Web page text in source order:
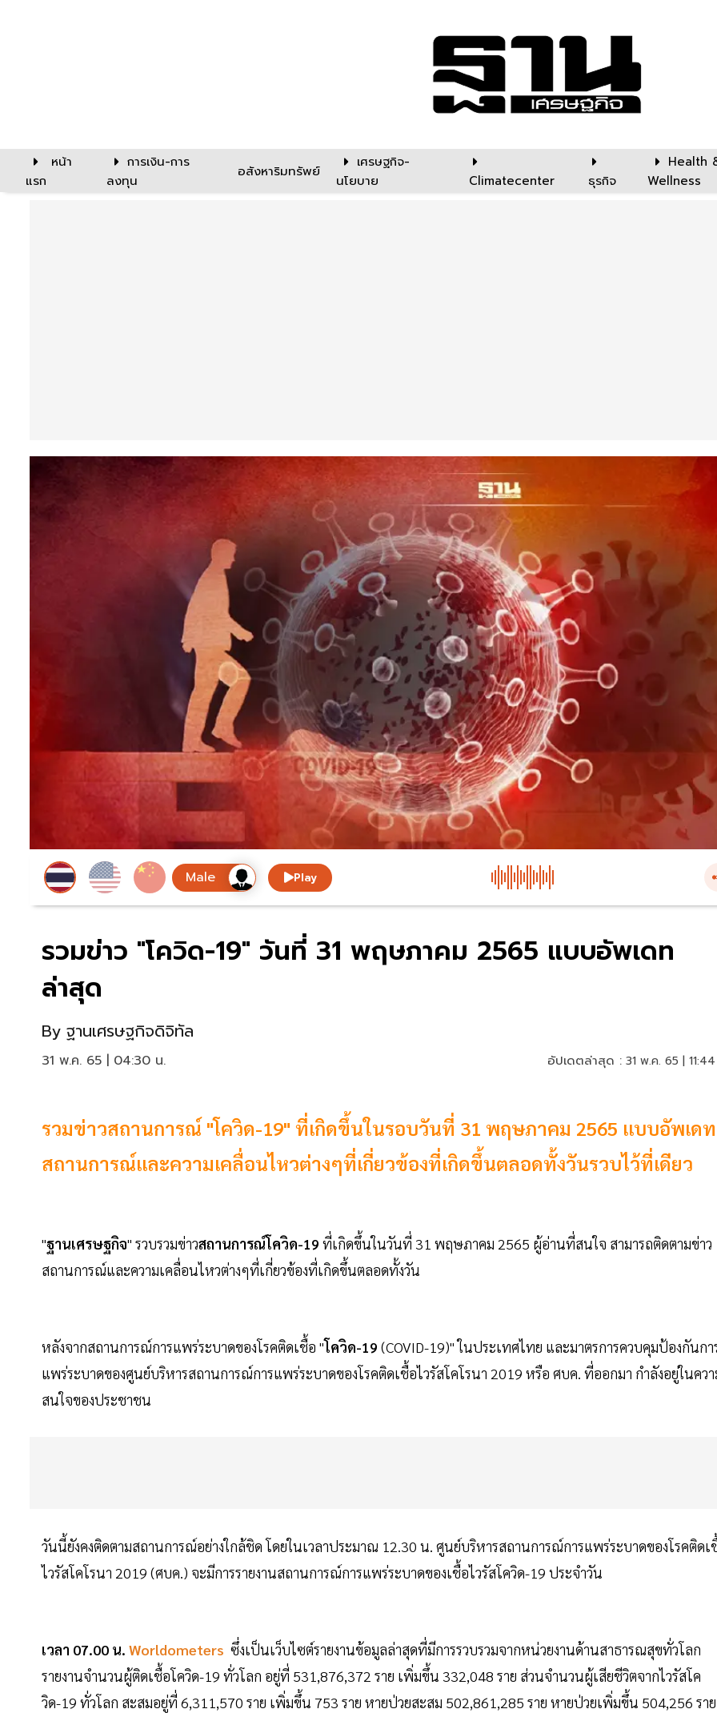
หน้า
แรก
การเงิน-การ
ลงทุน
อสังหาริมทรัพย์
เศรษฐกิจ-
นโยบาย
Climatecenter ธุรกิจ
Health
Wellness
Play
รวมข่าว "โควิด-19" วันที่ 31 พฤษภาคม 2565 แบบอัพเดท
ล่าสุด
By ฐานเศรษฐกิจดิจิทัล
31 พ.ค. 65 | 04:30 น. อัปเดตล่าสุด : 31 พ.ค. 65 |
รวมข่าวสถานการณ์ "โควิด-19" ที่เกิดขึ้นในรอบวันที่ 31 พฤษภาคม 2565 แบบอัพเดท
สถานการณ์และความเคลื่อนไหวต่างๆที่เกี่ยวข้องที่เกิดขึ้นตลอดทั้งวันรวบไว้ที่เดียว
"ฐานเศรษฐกิจ" รวบรวมข่าวสถานการณ์โควิด-19 ที่เกิดขึ้นในวันที่ 31 พฤษภาคม 2565 ผู้อ่านที่สนใจ สามารถติดตามข่าว
สถานการณ์และความเคลื่อนไหวต่างๆที่เกี่ยวข้องที่เกิดขึ้นตลอดทั้งวัน
หลังจากสถานการณ์การแพร่ระบาดของโรคติดเชื้อ "โควิด-19 (COVID-19)" ในประเทศไทย และมาตรการควบคุมป้องกันกา
แพร่ระบาดของศูนย์บริหารสถานการณ์การแพร่ระบาดของโรคติดเชื้อไวรัสโคโรนา 2019 หรือ ศบค. ที่ออกมา กำลังอยู่ในคว
สนใจของประชาชน
วันนี้ยังคงติดตามสถานการณ์อย่างใกล้ชิด โดยในเวลาประมาณ 12.30 น. ศูนย์บริหารสถานการณ์การแพร่ระบาดของโรคติดเ
ไวรัสโคโรนา 2019 (ศบค.) จะมีการรายงานสถานการณ์การแพร่ระบาดของเชื้อไวรัสโควิด-19 ประจำวัน
เวลา 07.00 น. Worldometers ซึ่งเป็นเว็บไซต์รายงานข้อมูลล่าสุดที่มีการรวบรวมจากหน่วยงานด้านสาธารณสุขทั่วโลก
รายงานจำนวนผู้ติดเชื้อโควิด-19 ทั่วโลก อยู่ที่ 531,876,372 ราย เพิ่มขึ้น 332,048 ราย ส่วนจำนวนผู้เสียชีวิตจากไวรัสโค
วิด-19 ทั่วโลก สะสมอยู่ที่ 6,311,570 ราย เพิ่มขึ้น 753 ราย หายป่วยสะสม 502,861,285 ราย หายป่วยเพิ่มขึ้น 504,256 รา